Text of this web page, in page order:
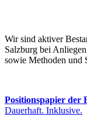
Wir sind aktiver
Salzburg bei
sowie Methoden und
Positionspapier der
Dauerhaft. Inklusive.